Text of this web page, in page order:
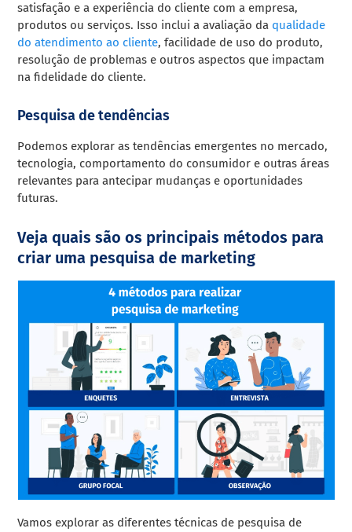
satisfação e a experiência do cliente com a empresa,
produtos ou serviços. Isso inclui a avaliação da qualidade
do atendimento ao cliente, facilidade de uso do produto,
resolução de problemas e outros aspectos que impactam
na fidelidade do cliente.
Pesquisa de tendências
Podemos explorar as tendências emergentes no mercado,
tecnologia, comportamento do consumidor e outras áreas
relevantes para antecipar mudanças e oportunidades
futuras.
Veja quais são os principais métodos para
criar uma pesquisa de marketing
Vamos explorar as diferentes técnicas de pesquisa de